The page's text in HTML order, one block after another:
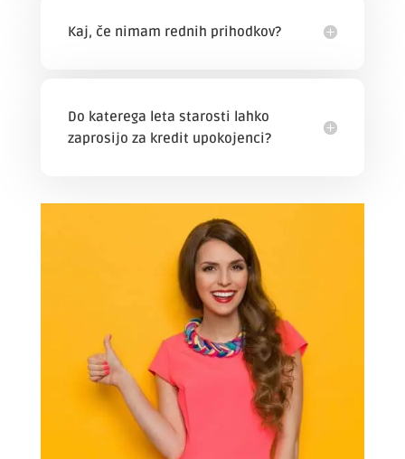
Kaj, če nimam rednih prihodkov?
Do katerega leta starosti lahko
zaprosijo za kredit upokojenci?